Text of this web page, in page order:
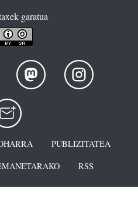
garatua
PUBLIZITATEA
RSS